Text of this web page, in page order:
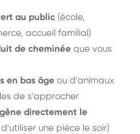
au public (école,
accueil familial)
de cheminée que vous
en bas âge ou d'animaux
de s'approcher
gêne directement le
une pièce le soir)